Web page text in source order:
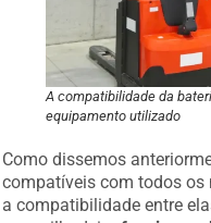
A compatibilidade da
equipamento utilizado
Como dissemos
compatíveis com todos
a compatibilidade entre